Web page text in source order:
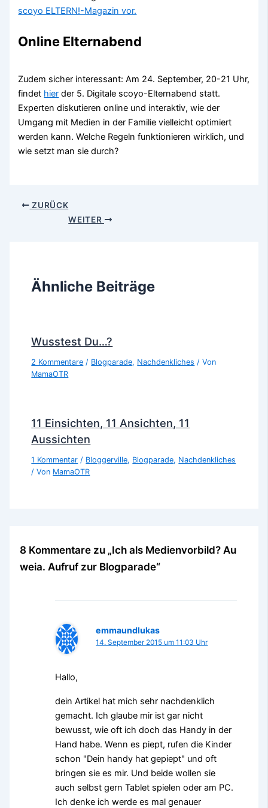
scoyo ELTERN!-Magazin vor.
Online Elternabend
Zudem sicher interessant: Am 24. September, 20-21 Uhr,
findet hier der 5. Digitale scoyo-Elternabend statt.
Experten diskutieren online und interaktiv, wie der
Umgang mit Medien in der Familie vielleicht optimiert
werden kann. Welche Regeln funktionieren wirklich, und
wie setzt man sie durch?
ZURÜCK
WEITER
Ähnliche Beiträge
Wusstest Du…?
2 Kommentare / Blogparade, Nachdenkliches / Von
MamaOTR
11 Einsichten, 11 Ansichten, 11
Aussichten
1 Kommentar / Bloggerville, Blogparade, Nachdenkliches
/ Von MamaOTR
8 Kommentare zu „Ich als Medienvorbild? Au
weia. Aufruf zur Blogparade“
emmaundlukas
14. September 2015 um 11:03 Uhr
Hallo,
dein Artikel hat mich sehr nachdenklich
gemacht. Ich glaube mir ist gar nicht
bewusst, wie oft ich doch das Handy in der
Hand habe. Wenn es piept, rufen die Kinder
schon "Dein handy hat gepiept" und oft
bringen sie es mir. Und beide wollen sie
auch selbst gern Tablet spielen oder am PC.
Ich denke ich werde es mal genauer